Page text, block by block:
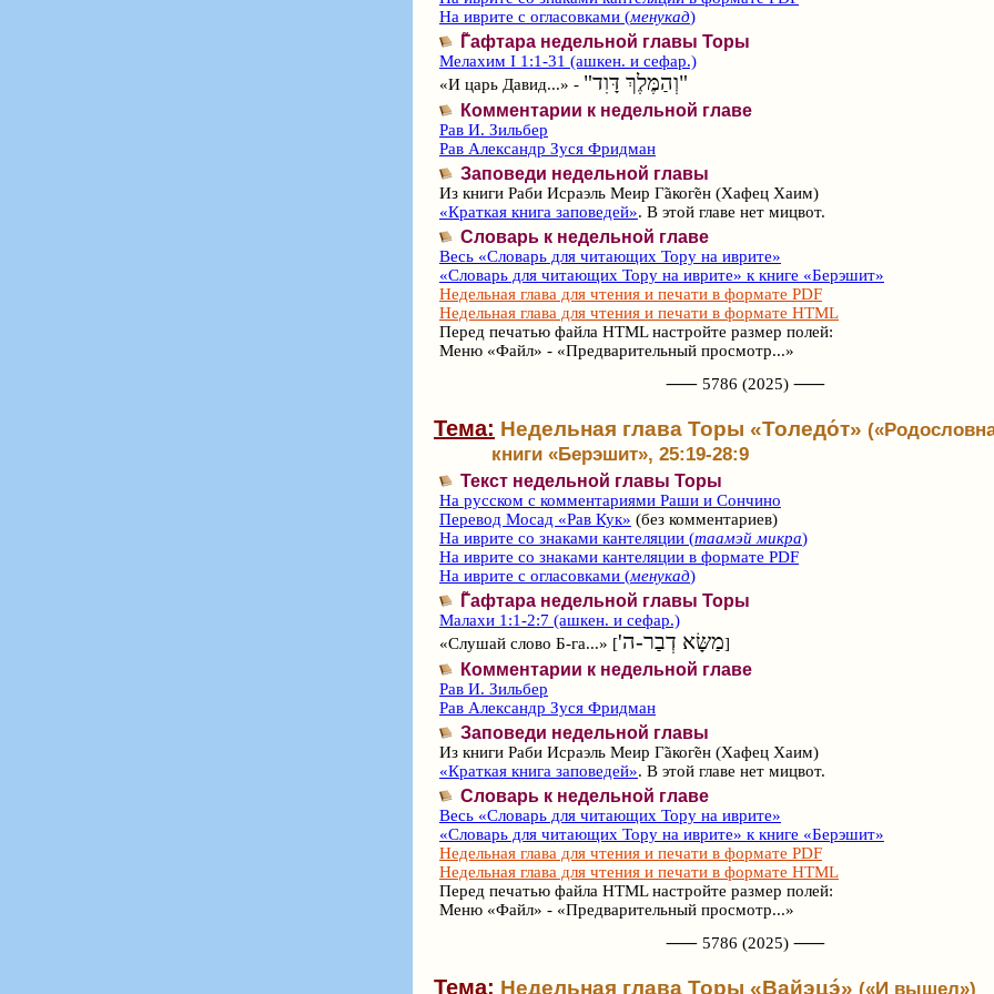
На иврите с огласовками (менукад)
Г̃афтара недельной главы Торы
Мелахим I 1:1-31 (ашкен. и сефар.)
«И царь Давид...» - "וְהַמֶּלֶךְ דָּוִד"
Комментарии к недельной главе
Рав И. Зильбер
Рав Александр Зуся Фридман
Заповеди недельной главы
Из книги Раби Исраэль Меир Г̃аког̃ен (Хафец Хаим)
«Краткая книга заповедей». В этой главе нет мицвот.
Словарь к недельной главе
Весь «Словарь для читающих Тору на иврите»
«Словарь для читающих Тору на иврите» к книге «Берэшит»
Недельная глава для чтения и печати в формате PDF
Недельная глава для чтения и печати в формате HTML
Перед печатью файла HTML настройте размер полей:
Меню «Файл» - «Предварительный просмотр...»
⸺ 5786 (2025) ⸺
Тема: Недельная глава Торы «Толедо́т»
книги «Берэшит», 25:19-28:9
Текст недельной главы Торы
На русском с комментариями Раши и Сончино
Перевод Мосад «Рав Кук» (без комментариев)
На иврите со знаками кантеляции (таамэй микра)
На иврите со знаками кантеляции в формате PDF
На иврите с огласовками (менукад)
Г̃афтара недельной главы Торы
Малахи 1:1-2:7 (ашкен. и сефар.)
«Слушай слово Б-га...» [מַשָּׂא דְבַר-ה']
Комментарии к недельной главе
Рав И. Зильбер
Рав Александр Зуся Фридман
Заповеди недельной главы
Из книги Раби Исраэль Меир Г̃аког̃ен (Хафец Хаим)
«Краткая книга заповедей». В этой главе нет мицвот.
Словарь к недельной главе
Весь «Словарь для читающих Тору на иврите»
«Словарь для читающих Тору на иврите» к книге «Берэшит»
Недельная глава для чтения и печати в формате PDF
Недельная глава для чтения и печати в формате HTML
Перед печатью файла HTML настройте размер полей:
Меню «Файл» - «Предварительный просмотр...»
⸺ 5786 (2025) ⸺
Тема: Недельная глава Торы «Вайэцэ́» («И вышел»)